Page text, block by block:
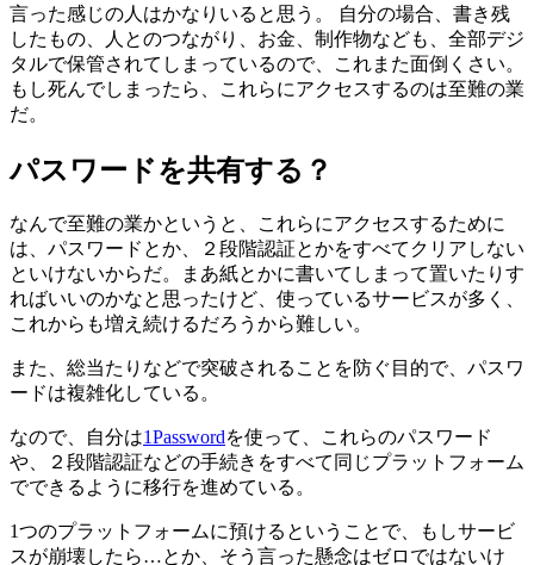
言った感じの人はかなりいると思う。 自分の場合、書き残
したもの、人とのつながり、お金、制作物なども、全部デジ
タルで保管されてしまっているので、これまた面倒くさい。
もし死んでしまったら、これらにアクセスするのは至難の業
だ。
パスワードを共有する？
なんで至難の業かというと、これらにアクセスするために
は、パスワードとか、２段階認証とかをすべてクリアしない
といけないからだ。まあ紙とかに書いてしまって置いたりす
ればいいのかなと思ったけど、使っているサービスが多く、
これからも増え続けるだろうから難しい。
また、総当たりなどで突破されることを防ぐ目的で、パスワ
ードは複雑化している。
なので、自分は1Passwordを使って、これらのパスワード
や、２段階認証などの手続きをすべて同じプラットフォーム
でできるように移行を進めている。
1つのプラットフォームに預けるということで、もしサービ
スが崩壊したら…とか、そう言った懸念はゼロではないけ